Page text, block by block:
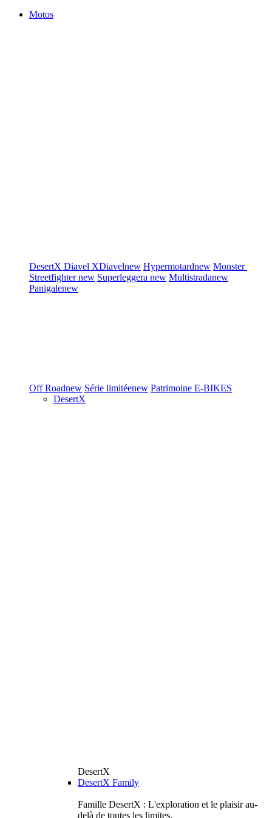
Motos
DesertX Diavel XDiavelnew Hypermotardnew Monster
Streetfighternew Superleggera new Multistradanew
Panigalenew
Off Roadnew Série limitéenew Patrimoine E-BIKES
DesertX
DesertX
DesertX Family
Famille DesertX : L'exploration et le plaisir au-
delà de toutes les limites.